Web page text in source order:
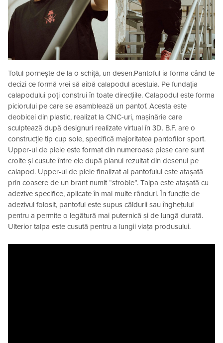
Totul pornește de la o schiță, un desen.Pantoful ia forma când te
decizi ce formă vrei să aibă calapodul acestuia. Pe fundația
calapodului poți construi în toate direcțiile. Calapodul este forma
piciorului pe care se asamblează un pantof. Acesta este
deobicei din plastic, realizat la CNC-uri, mașinărie care
sculptează după designuri realizate virtual în 3D. B.F. are o
construcție tip cup sole, specifică majoritatea pantofilor sport.
Upper-ul de piele este format din numeroase piese care sunt
croite și cusute între ele după planul rezultat din desenul pe
calapod. Upper-ul de piele finalizat al pantofului este atașată
prin coasere de un brant numit “stroble”. Talpa este atașată cu
adezive specifice, aplicate în mai multe rânduri. În funcție de
adezivul folosit, pantoful este supus căldurii sau înghețului
pentru a permite o legătură mai puternică și de lungă durată.
Ulterior talpa este cusută pentru a lungii viața produsului.